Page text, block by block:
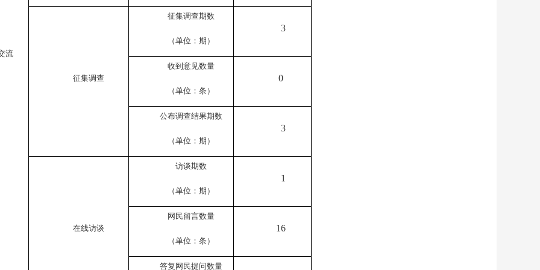
流
征集调查
征集调查期数
（单位：期）
3
收到意见数量
（单位：条）
0
公布调查结果期数
（单位：期）
3
在线访谈
访谈期数
（单位：期）
1
网民留言数量
（单位：条）
16
答复网民提问数量